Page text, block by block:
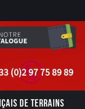
(0)2 97 75 89 89
DE TERRAINS